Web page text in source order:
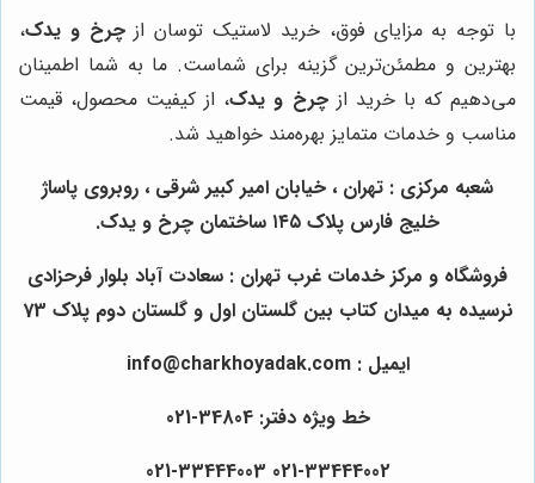
با توجه به مزایای فوق، خرید لاستیک توسان ازچرخ و یدک،
بهترین و مطمئن‌ترین گزینه برای شماست. ما به شما اطمینان
می‌دهیم که با خرید ازچرخ و یدک، از کیفیت محصول، قیمت
مناسب و خدمات متمایز بهره‌مند خواهید شد.
شعبه مرکزی : تهران ، خیابان امیر کبیر شرقی ، روبروی پاساژ
خلیج فارس پلاک ۱۴۵ ساختمان چرخ و یدک.
فروشگاه و مرکز خدمات غرب تهران : سعادت آباد بلوار فرحزادی
نرسیده به میدان کتاب بین گلستان اول و گلستان دوم پلاک 73
ایمیل : info@charkhoyadak.com
خط ویژه دفتر: 34804-021
021-33444002 021-33444003